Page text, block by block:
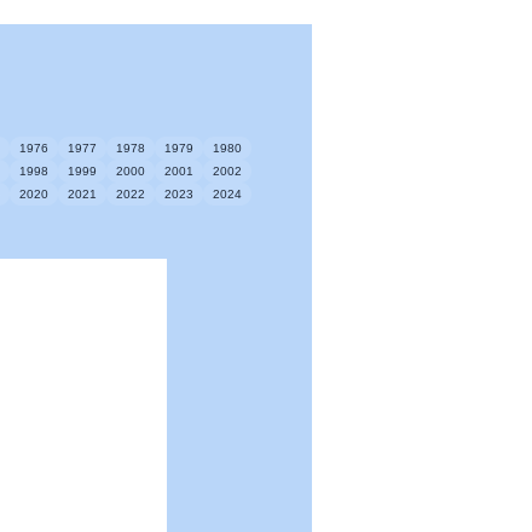
1976 1977 1978 1979
1980
1998 1999 2000 2001
2002
2020 2021 2022 2023
2024